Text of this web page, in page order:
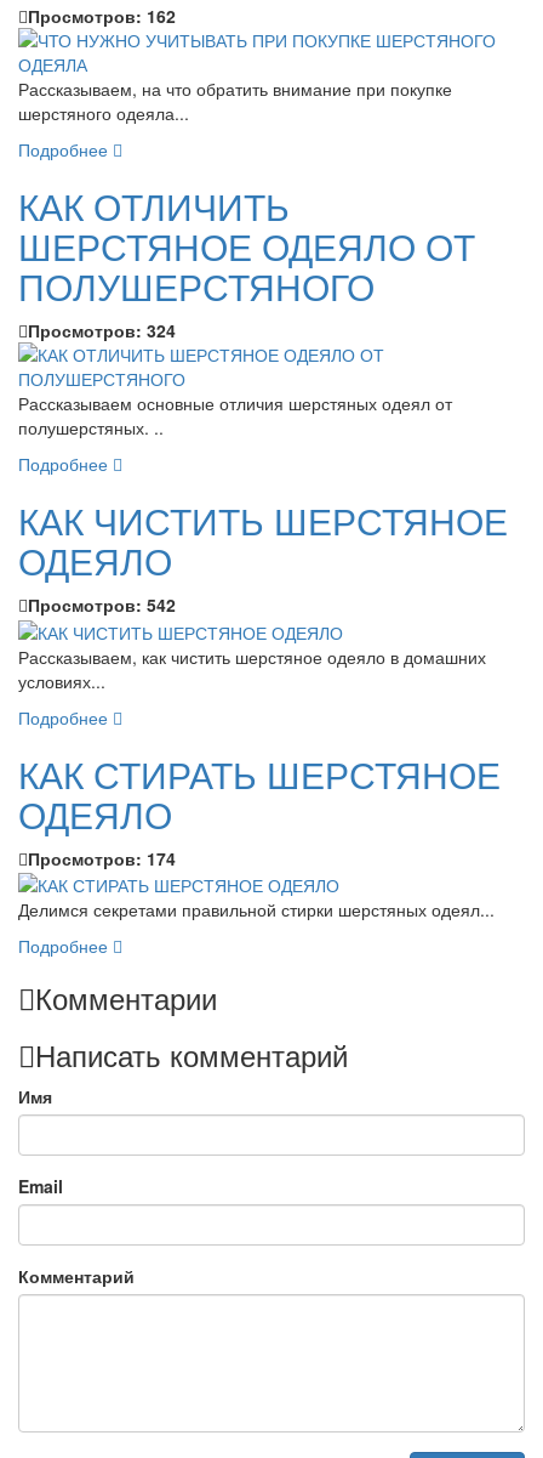
Просмотров: 162
Рассказываем, на что обратить внимание при покупке
шерстяного одеяла...
Подробнее
КАК ОТЛИЧИТЬ
ШЕРСТЯНОЕ ОДЕЯЛО ОТ
ПОЛУШЕРСТЯНОГО
Просмотров: 324
Рассказываем основные отличия шерстяных одеял от
полушерстяных. ..
Подробнее
КАК ЧИСТИТЬ ШЕРСТЯНОЕ
ОДЕЯЛО
Просмотров: 542
Рассказываем, как чистить шерстяное одеяло в домашних
условиях...
Подробнее
КАК СТИРАТЬ ШЕРСТЯНОЕ
ОДЕЯЛО
Просмотров: 174
Делимся секретами правильной стирки шерстяных одеял...
Подробнее
Комментарии
Написать комментарий
Имя
Email
Комментарий